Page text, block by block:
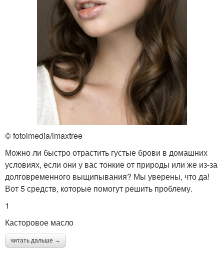
© fotoimedia/imaxtree
Можно ли быстро отрастить густые брови в домашних
условиях, если они у вас тонкие от природы или же из-за
долговременного выщипывания? Мы уверены, что да!
Вот 5 средств, которые помогут решить проблему.
1
Касторовое масло
читать дальше →